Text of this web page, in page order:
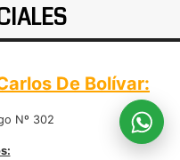
De Bolívar:
Nº 302